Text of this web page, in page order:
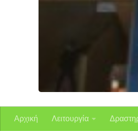
Αρχική Λειτουργία